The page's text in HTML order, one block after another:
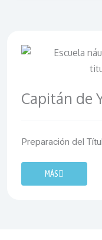
Capitán de
Preparación del
MÁS